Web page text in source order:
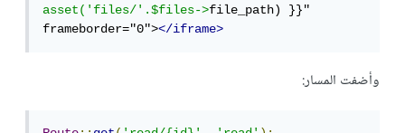
asset('files/'.$files->file_path) }}"
frameborder="0"></iframe>
وأضفت المسار: